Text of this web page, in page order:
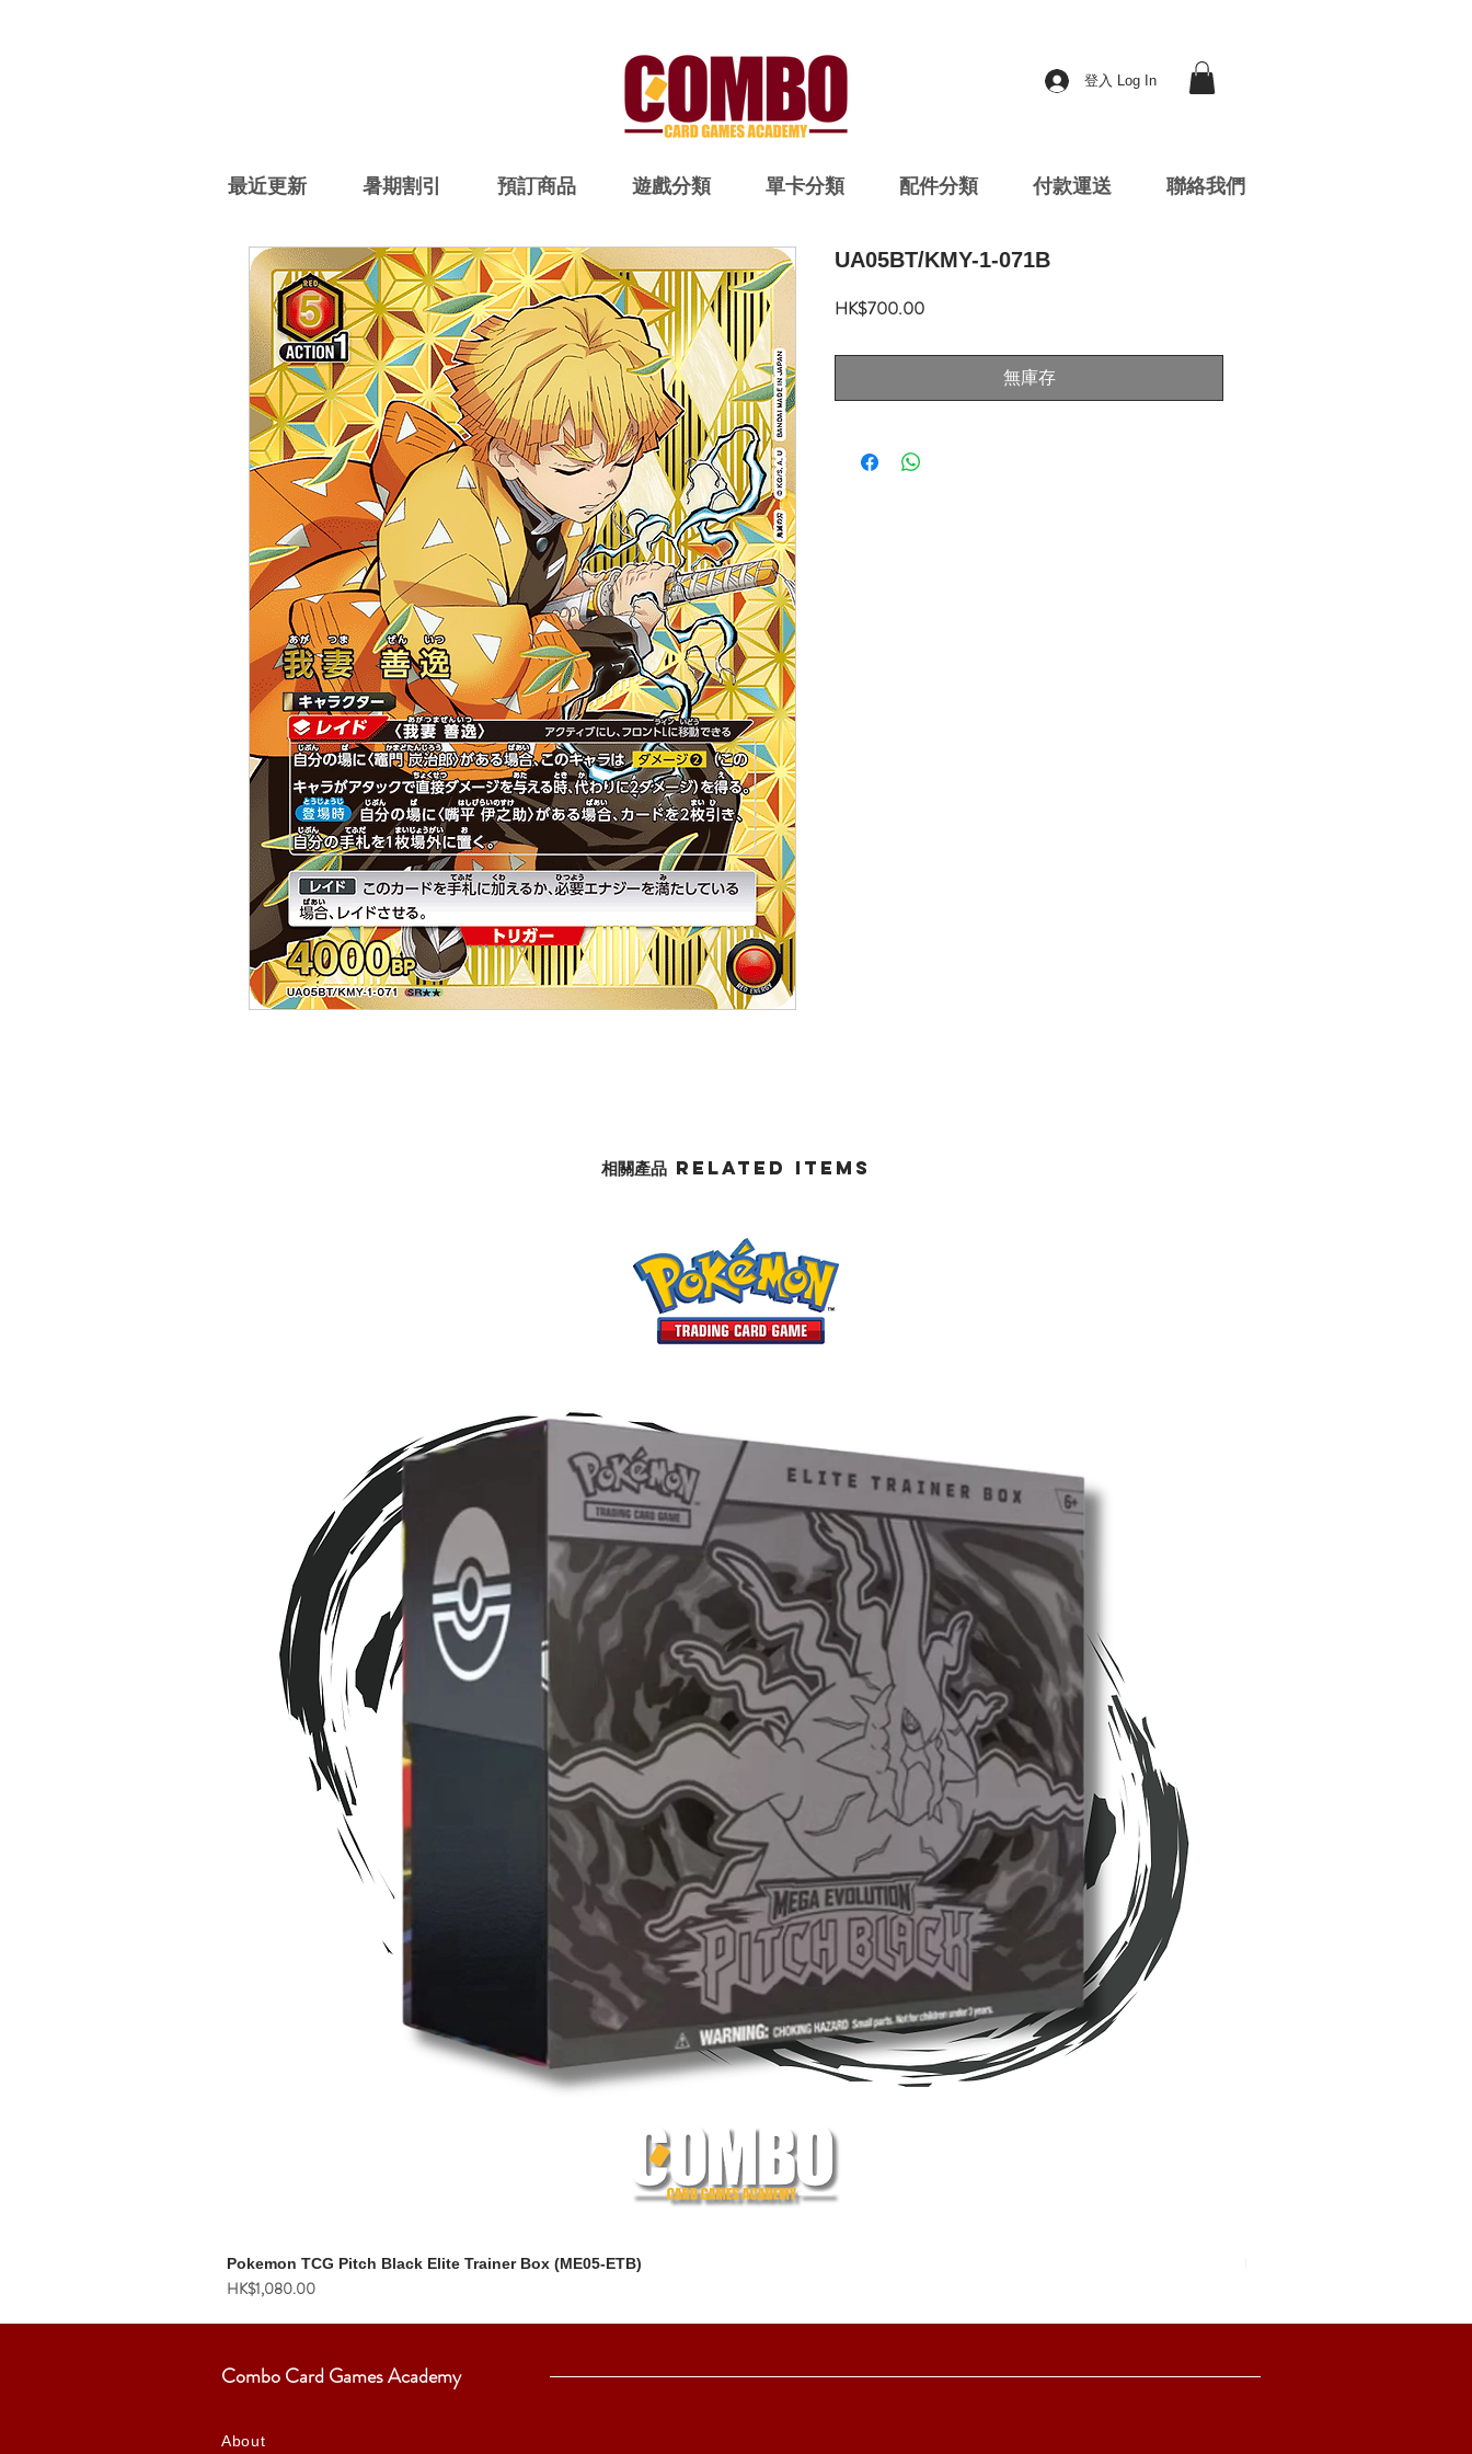
登入 Log In
最近更新 暑期割引 預訂商品 遊戲分類 單卡分類 配件分類 付款運送 聯絡我們
UA05BT/KMY-1-071B
HK$700.00價
無庫存
相關產品 Related Items
Pokemon TCG Pitch Black Elite Trainer Box (ME05-ETB)
價格
HK$1,080.00
Combo Card Games Academy
About